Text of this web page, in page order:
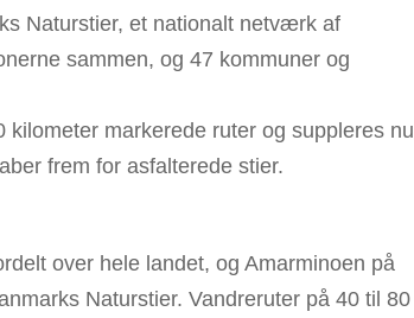
Naturstier, et nationalt netværk af
sammen, og 47 kommuner og
markerede ruter og suppleres nu
frem for asfalterede stier.
over hele landet, og Amarminoen på
Naturstier. Vandreruter på 40 til 80